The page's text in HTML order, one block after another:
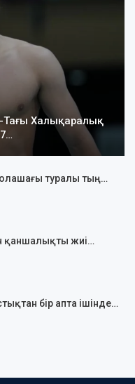
Тағы Халықаралық
туралы тың…
қаншалықты жиі…
бір апта ішінде…